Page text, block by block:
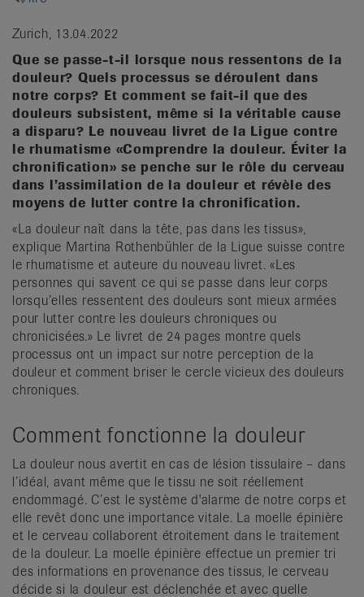
Zurich, 13.04.2022
Que se passe-t-il lorsque nous ressentons de la
douleur? Quels processus se déroulent dans
notre corps? Et comment se fait-il que des
douleurs subsistent, même si la véritable cause
a disparu? Le nouveau livret de la Ligue contre
le rhumatisme «Comprendre la douleur. Éviter la
chronification» se penche sur le rôle du cerveau
dans l’assimilation de la douleur et révèle des
moyens de lutter contre la chronification.
«La douleur naît dans la tête, pas dans les tissus»,
explique Martina Rothenbühler de la Ligue suisse contre
le rhumatisme et auteure du nouveau livret. «Les
personnes qui savent ce qui se passe dans leur corps
lorsqu’elles ressentent des douleurs sont mieux armées
pour lutter contre les douleurs chroniques ou
chronicisées.» Le livret de 24 pages montre quels
processus ont un impact sur notre perception de la
douleur et comment briser le cercle vicieux des douleurs
chroniques.
Comment fonctionne la douleur
La douleur nous avertit en cas de lésion tissulaire – dans
l’idéal, avant même que le tissu ne soit réellement
endommagé. C’est le système d'alarme de notre corps et
elle revêt donc une importance vitale. La moelle épinière
et le cerveau collaborent étroitement dans le traitement
de la douleur. La moelle épinière effectue un premier tri
des informations en provenance des tissus, le cerveau
décide si la douleur est déclenchée et avec quelle